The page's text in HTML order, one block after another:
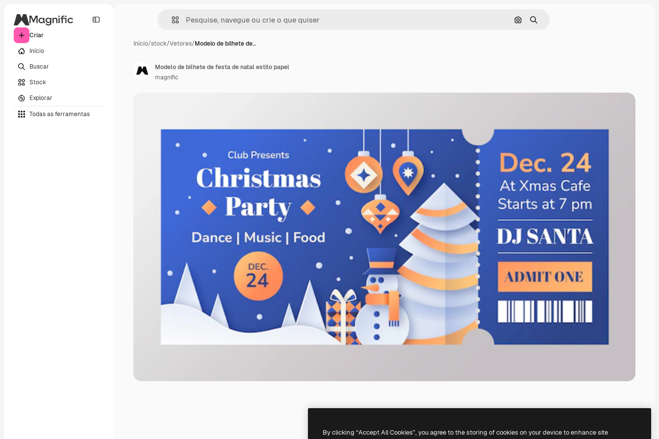
Criar
Início
Buscar
Stock
Explorar
Todas as ferramentas
Pesquisar por imagem
Buscar
Início/stock/Vetores/Modelo de bilhete de…
Modelo de bilhete de festa de natal estilo papel
magnific
By clicking “Accept All Cookies”, you agree to the storing of cookies on your device to enhance site